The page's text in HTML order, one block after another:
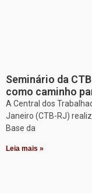
Seminário da
como caminho
A Central dos
Janeiro (CTB-RJ)
Base da
Leia mais »